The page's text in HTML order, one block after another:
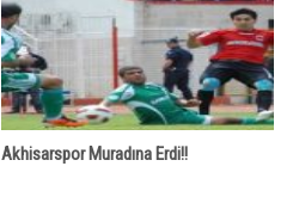
Akhisarspor Muradına Erdi!!